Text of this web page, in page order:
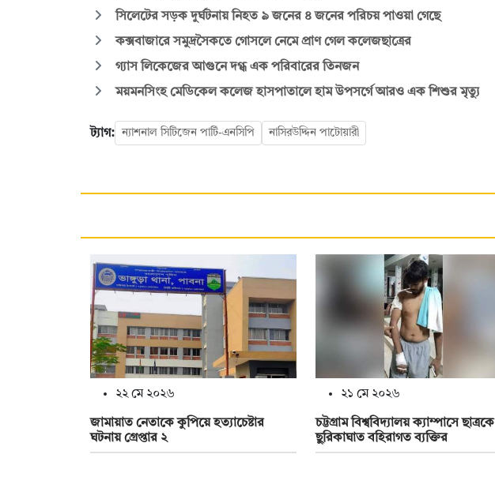
সিলেটের সড়ক দুর্ঘটনায় নিহত ৯ জনের ৪ জনের পরিচয় পাওয়া গেছে
কক্সবাজারে সমুদ্রসৈকতে গোসলে নেমে প্রাণ গেল কলেজছাত্রের
গ্যাস লিকেজের আগুনে দগ্ধ এক পরিবারের তিনজন
ময়মনসিংহ মেডিকেল কলেজ হাসপাতালে হাম উপসর্গে আরও এক শিশুর মৃত্যু
ট্যাগ: ন্যাশনাল সিটিজেন পার্টি-এনসিপি নাসিরউদ্দিন পাটোয়ারী
২২ মে ২০২৬
জামায়াত নেতাকে কুপিয়ে হত্যাচেষ্টার
ঘটনায় গ্রেপ্তার ২
২১ মে ২০২৬
চট্টগ্রাম বিশ্ববিদ্যালয় ক্যাম্পাসে ছাত্রকে
ছুরিকাঘাত বহিরাগত ব্যক্তির